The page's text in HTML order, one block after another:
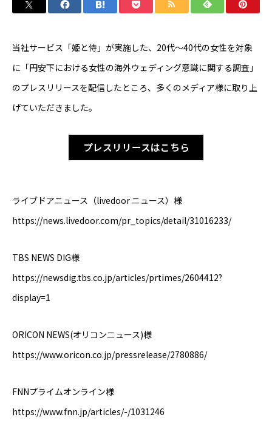
RECRUIT
当社サービス「姫と侍」が実施した、20代～40代の女性を対象
に「円安下における女性の海外ウェディング意識に関する調査」
のプレスリリースを配信したところ、多くのメディア様に取り上
げていただきました。
プレスリリースはこちら
ライブドアニュース（livedoor ニュース）様
https://news.livedoor.com/pr_topics/detail/31016233/
TBS NEWS DIG様
https://newsdig.tbs.co.jp/articles/prtimes/2604412?
display=1
ORICON NEWS(オリコンニュース)様
https://www.oricon.co.jp/pressrelease/2780886/
FNNプライムオンライン様
https://www.fnn.jp/articles/-/1031246